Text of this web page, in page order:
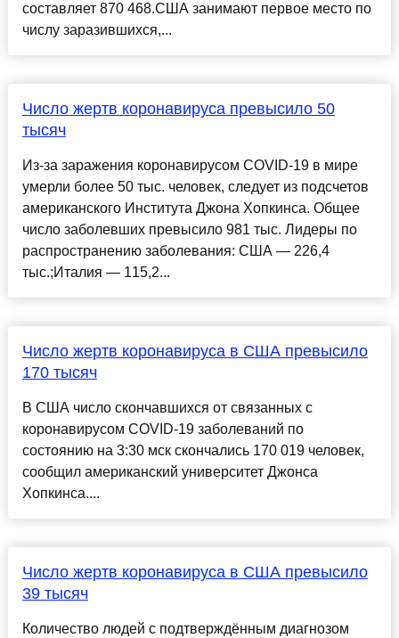
составляет 870 468.США занимают первое место по
числу заразившихся,...
Число жертв коронавируса превысило 50
тысяч
Из-за заражения коронавирусом COVID-19 в мире
умерли более 50 тыс. человек, следует из подсчетов
американского Института Джона Хопкинса. Общее
число заболевших превысило 981 тыс. Лидеры по
распространению заболевания: США — 226,4
тыс.;Италия — 115,2...
Число жертв коронавируса в США превысило
170 тысяч
В США число скончавшихся от связанных с
коронавирусом COVID-19 заболеваний по
состоянию на 3:30 мск скончались 170 019 человек,
сообщил американский университет Джонса
Хопкинса....
Число жертв коронавируса в США превысило
39 тысяч
Количество людей с подтверждённым диагнозом